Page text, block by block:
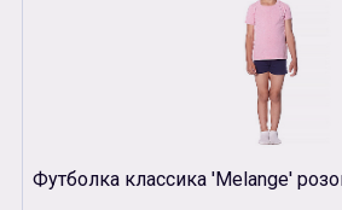
Футболка классика 'Melange'